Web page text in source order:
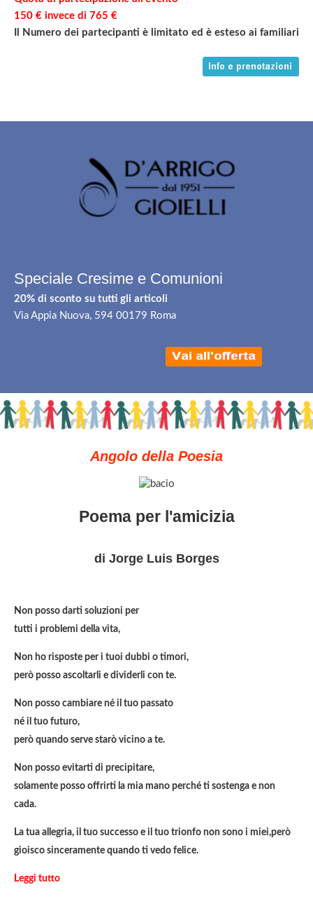
150 € invece di 765 €
Il Numero dei partecipanti è limitato ed è esteso ai familiari
Speciale Cresime e Comunioni
20% di sconto su tutti gli articoli
Via Appia Nuova, 594 00179 Roma
Angolo della Poesia
Poema per l'amicizia
di Jorge Luis Borges
Non posso darti soluzioni per
tutti i problemi della vita,
Non ho risposte per i tuoi dubbi o timori,
però posso ascoltarli e dividerli con te.
Non posso cambiare né il tuo passato
né il tuo futuro,
però quando serve starò vicino a te.
Non posso evitarti di precipitare,
solamente posso offrirti la mia mano perché ti sostenga e non
cada.
La tua allegria, il tuo successo e il tuo trionfo non sono i miei,però
gioisco sinceramente quando ti vedo felice.
Leggi tutto